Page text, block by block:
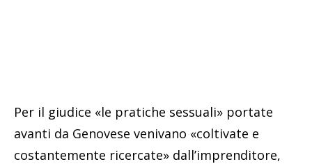
Per il giudice «le pratiche sessuali» portate
avanti da Genovese venivano «coltivate e
costantemente ricercate» dall’imprenditore,